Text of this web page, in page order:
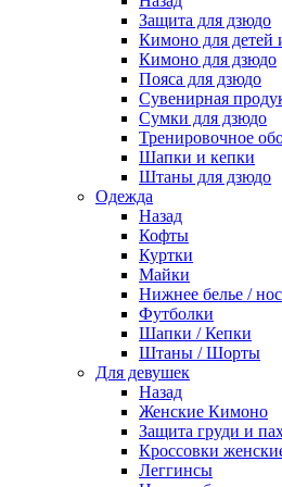
Защита для дзюдо
Кимоно для
Кимоно для дзюдо
Пояса для дзюдо
Сувенирная
Сумки для дзюдо
Тренировочное
Шапки и кепки
Штаны для дзюдо
Одежда
Назад
Кофты
Куртки
Майки
Нижнее белье /
Футболки
Шапки / Кепки
Штаны / Шорты
Для девушек
Назад
Женские Кимоно
Защита груди и
Кроссовки
Леггинсы